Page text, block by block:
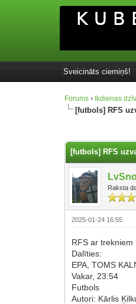
Sveicināts ciemiņš!
Forums › Ikdienas
[futbols] RFS
[futbols] RFS
Raksta
2025-01-24 16:55
RFS ar
Dalīties:
EPA, TOMS
Vakar, 23:54
Futbols
Autori: Kārlis